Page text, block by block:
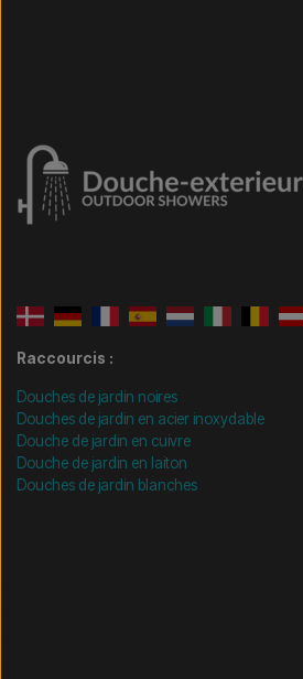
Raccourcis :
Douches de jardin noires
Douches de jardin en acier inoxydable
Douche de jardin en cuivre
Douche de jardin en laiton
Douches de jardin blanches